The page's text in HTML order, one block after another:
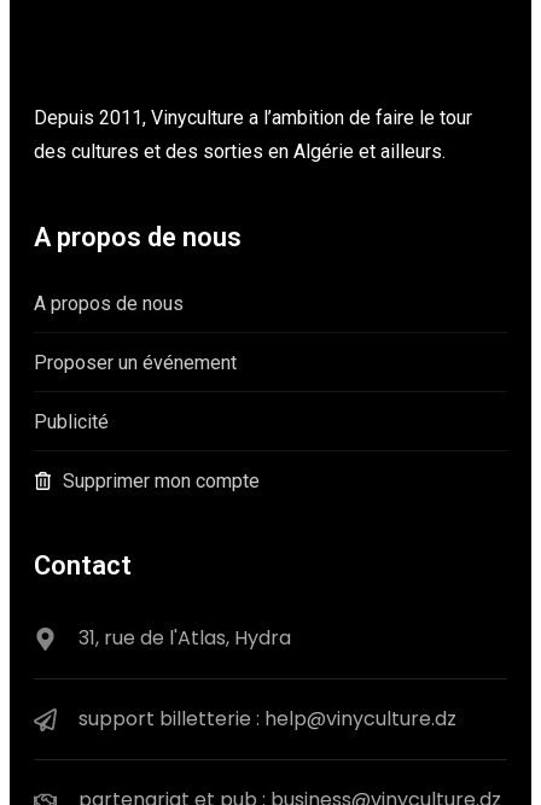
Depuis 2011, Vinyculture a l’ambition de faire le tour
des cultures et des sorties en Algérie et ailleurs.
A propos de nous
A propos de nous
Proposer un événement
Publicité
Supprimer mon compte
Contact
31, rue de l'Atlas, Hydra
support billetterie : help@vinyculture.dz